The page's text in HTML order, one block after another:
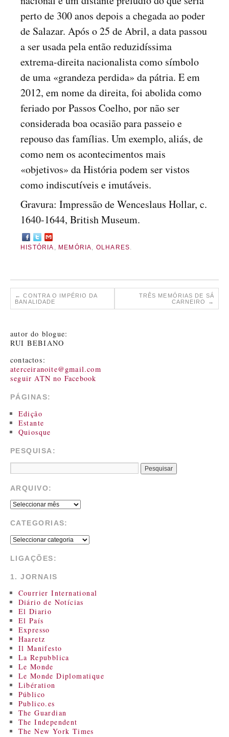
perto de 300 anos depois a chegada ao poder
de Salazar. Após o 25 de Abril, a data passou
a ser usada pela então reduzidíssima
extrema-direita nacionalista como símbolo
de uma «grandeza perdida» da pátria. E em
2012, em nome da direita, foi abolida como
feriado por Passos Coelho, por não ser
considerada boa ocasião para passeio e
repouso das famílias. Um exemplo, aliás, de
como nem os acontecimentos mais
«objetivos» da História podem ser vistos
como indiscutíveis e imutáveis.
Gravura: Impressão de Wenceslaus Hollar, c.
1640-1644, British Museum.
HISTÓRIA MEMÓRIA OLHARES
← CONTRA O IMPÉRIO DA
BANALIDADE
TRÊS MEMÓRIAS DE SÁ
CARNEIRO
→
autor do blogue:
RUI BEBIANO
contactos:
aterceiranoite@gmail.com
seguir ATN no Facebook
PÁGINAS:
Edição
Estante
Quiosque
PESQUISA:
ARQUIVO:
CATEGORIAS:
LIGAÇÕES:
1. JORNAIS
Courrier International
Diário de Notícias
El Diario
El País
Expresso
Haaretz
Il Manifesto
La Repubblica
Le Monde
Le Monde Diplomatique
Libération
Público
Publico.es
The Guardian
The Independent
The New York Times